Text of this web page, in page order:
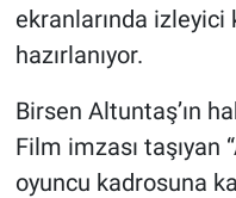
ekranlarında izleyici
hazırlanıyor.
Birsen Altuntaş’ın
Film imzası taşıyan
oyuncu kadrosuna